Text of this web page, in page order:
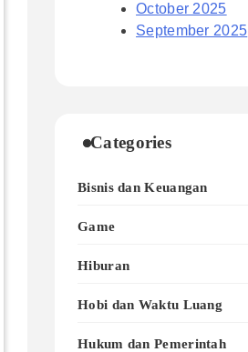
October 2025
September 2025
Categories
Bisnis dan Keuangan
Game
Hiburan
Hobi dan Waktu Luang
Hukum dan Pemerintah